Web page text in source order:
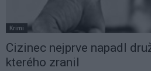
Krimi
Cizinec nejprve napadl
kterého zranil